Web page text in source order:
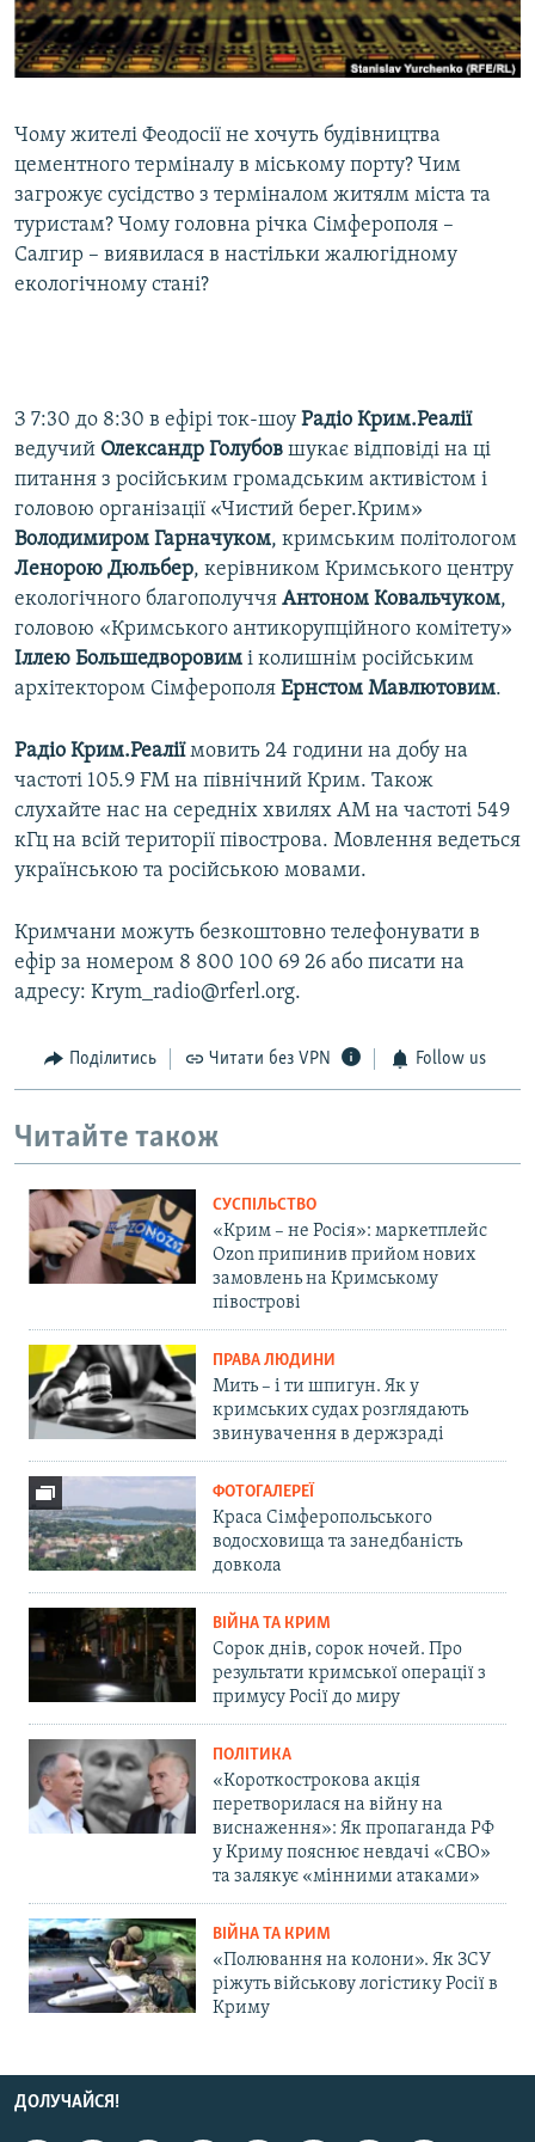
ВІДЕОУРОКИ «ELIFBE»
СВІДЧЕННЯ ОКУПАЦІЇ
ІНФОГРАФІКА
Русский
Qırımtatar
ДОЛУЧАЙСЯ!
Усі сайти RFE/RL
Чому жителі Феодосії не хочуть будівництва
цементного терміналу в міському порту? Чим
загрожує сусідство з терміналом житялм міста та
туристам? Чому головна річка Сімферополя –
Салгир – виявилася в настільки жалюгідному
екологічному стані?
З 7:30 до 8:30 в ефірі ток-шоу Радіо Крим.Реалії
ведучий Олександр Голубов шукає відповіді на ці
питання з російським громадським активістом і
головою організації «Чистий берег.Крим»
Володимиром Гарначуком, кримським політологом
Ленорою Дюльбер, керівником Кримського центру
екологічного благополуччя Антоном Ковальчуком,
головою «Кримського антикорупційного комітету»
Іллею Большедворовим і колишнім російським
архітектором Сімферополя Ернстом Мавлютовим.
Радіо Крим.Реаліїмовить 24 години на добу на
частоті 105.9 FM на північний Крим. Також
слухайте нас на середніх хвилях АМ на частоті 549
кГц на всій території півострова. Мовлення ведеться
українською та російською мовами.
Кримчани можуть безкоштовно телефонувати в
ефір за номером 8 800 100 69 26 або писати на
адресу: Krym_radio@rferl.org.
Поділитись Читати без VPN Follow us
Читайте також
СУСПІЛЬСТВО
«Крим – не Росія»: маркетплейс
Ozon припинив прийом нових
замовлень на Кримському
півострові
ПРАВА ЛЮДИНИ
Мить – і ти шпигун. Як у
кримських судах розглядають
звинувачення в держзраді
ФОТОГАЛЕРЕЇ
Краса Сімферопольського
водосховища та занедбаність
довкола
ВІЙНА ТА КРИМ
Сорок днів, сорок ночей. Про
результати кримської операції з
примусу Росії до миру
ПОЛІТИКА
«Короткострокова акція
перетворилася на війну на
виснаження»: Як пропаганда РФ
у Криму пояснює невдачі «СВО»
та залякує «мінними атаками»
ВІЙНА ТА КРИМ
«Полювання на колони». Як ЗСУ
ріжуть військову логістику Росії в
Криму
ДОЛУЧАЙСЯ!